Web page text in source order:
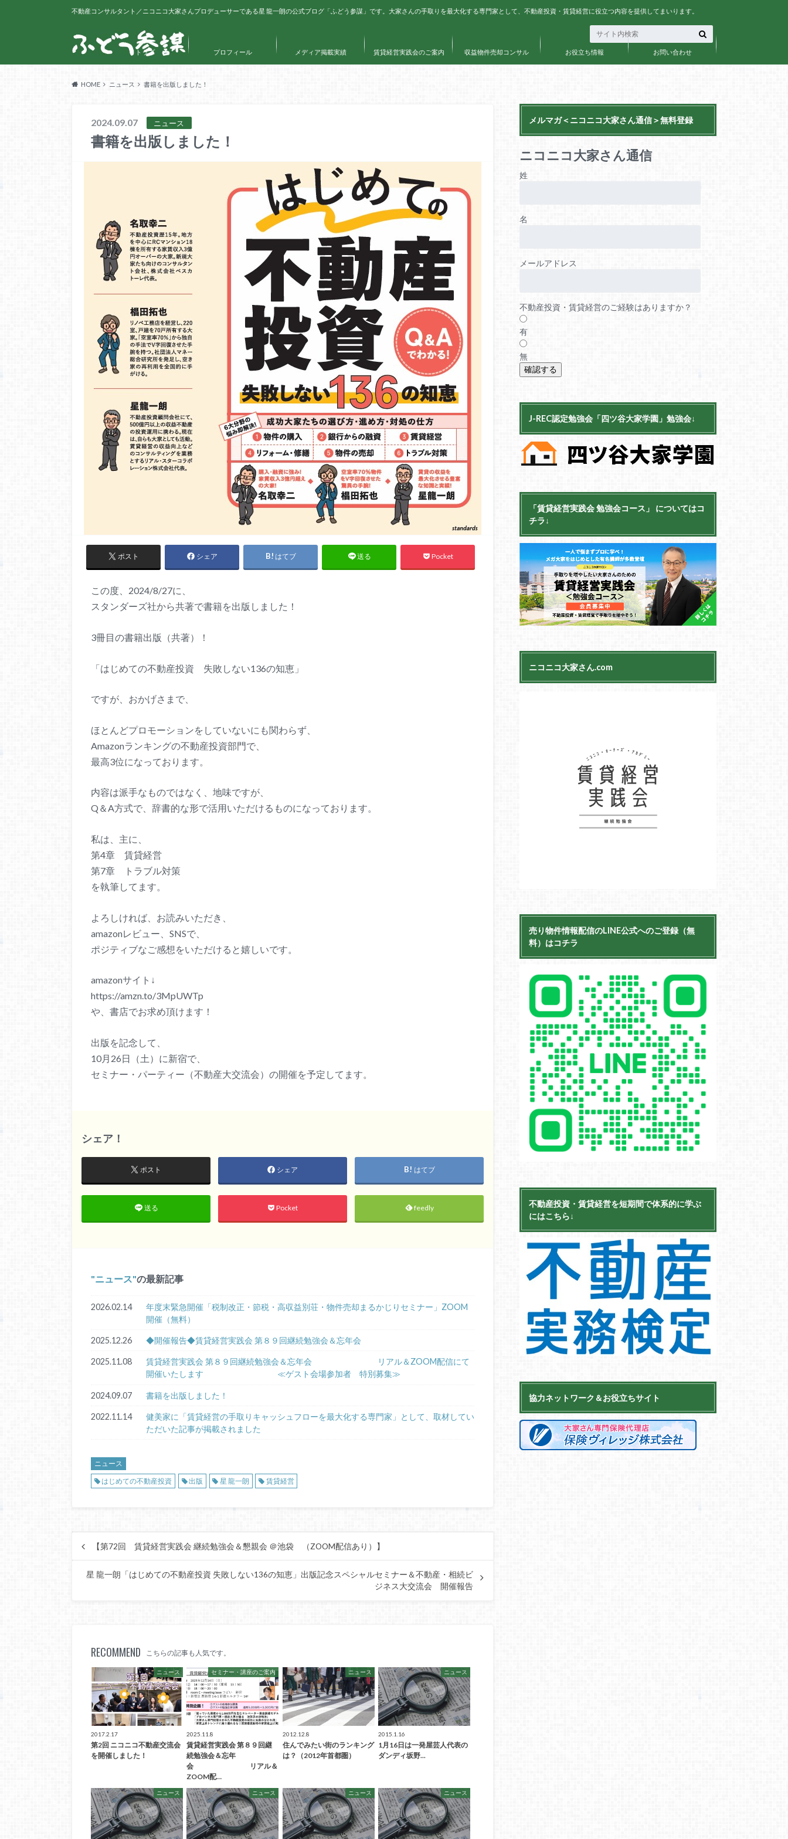
不動産コンサルタント／ニコニコ大家さんプロデューサーである星 龍一朗の公式ブログ「ふどう参謀」です。大家さんの手取りを最大化する専門家として、不動産投資・賃貸経営に役立つ内容を提供してまいります。
トップ プロフィール メディア掲載実績 賃貸経営実践会のご案内 収益物件売却コンサル お役立ち情報 お問い合わせ
HOME ニュース 書籍を出版しました！
2024.09.07 ニュース
書籍を出版しました！
ポスト シェア はてブ 送る Pocket
この度、2024/8/27に、
スタンダーズ社から共著で書籍を出版しました！
3冊目の書籍出版（共著）！
「はじめての不動産投資 失敗しない136の知恵」
ですが、おかげさまで、
ほとんどプロモーションをしていないにも関わらず、
Amazonランキングの不動産投資部門で、
最高3位になっております。
内容は派手なものではなく、地味ですが、
Q＆A方式で、辞書的な形で活用いただけるものになっております。
私は、主に、
第4章 賃貸経営
第7章 トラブル対策
を執筆してます。
よろしければ、お読みいただき、
amazonレビュー、SNSで、
ポジティブなご感想をいただけると嬉しいです。
amazonサイト↓
https://amzn.to/3MpUWTp
や、書店でお求め頂けます！
出版を記念して、
10月26日（土）に新宿で、
セミナー・パーティー（不動産大交流会）の開催を予定してます。
シェア！
ポスト シェア はてブ
送る Pocket feedly
ニュース の最新記事
2026.02.14
年度末緊急開催「税制改正・節税・高収益別荘・物件売却まるかじりセミナー」ZOOM
開催（無料）
2025.12.26 ◆開催報告◆賃貸経営実践会 第８９回継続勉強会＆忘年会
2025.11.08
賃貸経営実践会 第８９回継続勉強会＆忘年会 リアル＆ZOOM配信にて
開催いたします ≪ゲスト会場参加者 特別募集≫
2024.09.07 書籍を出版しました！
2022.11.14
健美家に「賃貸経営の手取りキャッシュフローを最大化する専門家」として、取材してい
ただいた記事が掲載されました
ニュース
はじめての不動産投資
出版 星 龍一朗 賃貸経営
【第72回 賃貸経営実践会 継続勉強会＆懇親会 ＠池袋 （ZOOM配信あり）】
星 龍一朗「はじめての不動産投資 失敗しない136の知恵」出版記念スペシャルセミナー＆不動産・相続ビ
ジネス大交流会 開催報告
RECOMMEND こちらの記事も人気です。
ニュース
2017.2.17
第2回 ニコニコ不動産交流会
を開催しました！
セミナー・講座のご案内
2025.11.8
賃貸経営実践会 第８９回継
続勉強会＆忘年
会 リアル＆
ZOOM配…
ニュース
2012.12.8
住んでみたい街のランキング
は？（2012年首都圏）
ニュース
2015.1.16
1月16日は一発屋芸人代表の
ダンディ坂野...
ニュース ニュース ニュース ニュース
メルマガ＜ニコニコ大家さん通信＞無料登録
ニコニコ大家さん通信
姓
名
メールアドレス
不動産投資・賃貸経営のご経験はありますか？
有
無
J-REC認定勉強会「四ツ谷大家学園」勉強会↓
「賃貸経営実践会 勉強会コース」 についてはコ
チラ↓
ニコニコ大家さん.com
売り物件情報配信のLINE公式へのご登録（無
料）はコチラ
不動産投資・賃貸経営を短期間で体系的に学ぶ
にはこちら↓
協力ネットワーク＆お役立ちサイト